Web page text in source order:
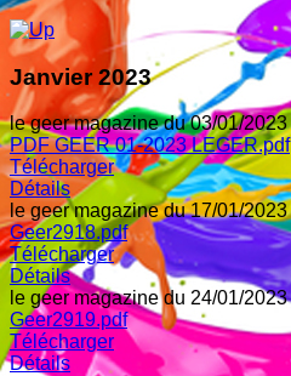
Janvier 2023
le geer magazine du 03/01/2023
PDF GEER 01-2023 LEGER.pdf
Télécharger
Détails
le geer magazine du 17/01/2023
Geer2918.pdf
Télécharger
Détails
le geer magazine du 24/01/2023
Geer2919.pdf
Télécharger
Détails